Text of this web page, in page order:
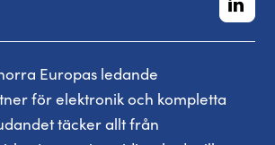
Europas ledande
för elektronik och kompletta
täcker allt från